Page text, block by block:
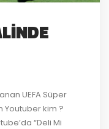
UEFA Süper
Youtuber kim ?
“Deli Mi